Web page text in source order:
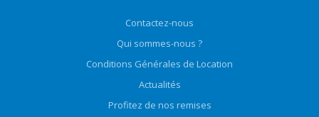
Contactez-nous
Qui sommes-nous ?
Conditions Générales de Location
Actualités
Profitez de nos remises